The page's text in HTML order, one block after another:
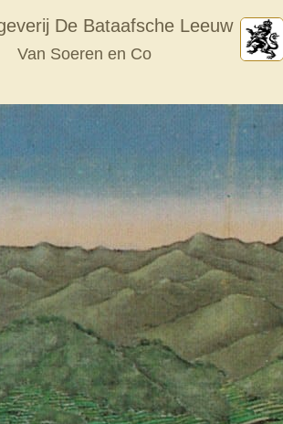
De Bataafsche Leeuw
Van Soeren en Co